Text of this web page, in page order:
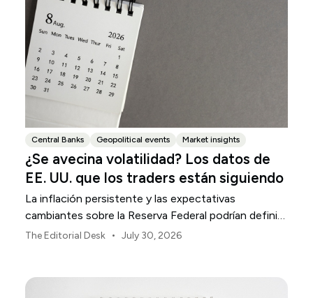
Central Banks Geopolitical events Market insights
¿Se avecina volatilidad? Los datos de
EE. UU. que los traders están siguiendo
La inflación persistente y las expectativas
cambiantes sobre la Reserva Federal podrían definir
la volatilidad del mercado estadounidense durante
The Editorial Desk • July 30, 2026